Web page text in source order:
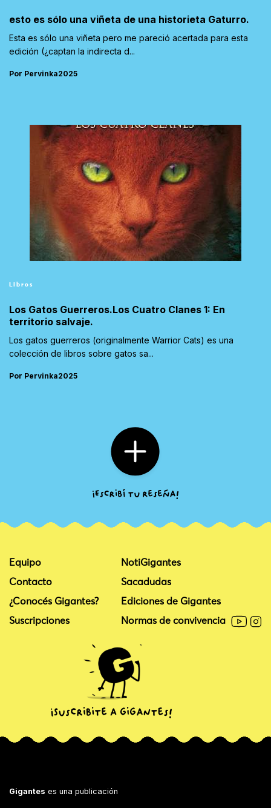
esto es sólo una viñeta de una historieta Gaturro.
Esta es sólo una viñeta pero me pareció acertada para esta
edición (¿captan la indirecta d...
Por Pervinka2025
Libros
Los Gatos Guerreros.Los Cuatro Clanes 1: En
territorio salvaje.
Los gatos guerreros (originalmente Warrior Cats) es una
colección de libros sobre gatos sa...
Por Pervinka2025
Equipo
Contacto
¿Conocés Gigantes?
Suscripciones
NotiGigantes
Sacadudas
Ediciones de Gigantes
Normas de convivencia
Gigantes es una publicación